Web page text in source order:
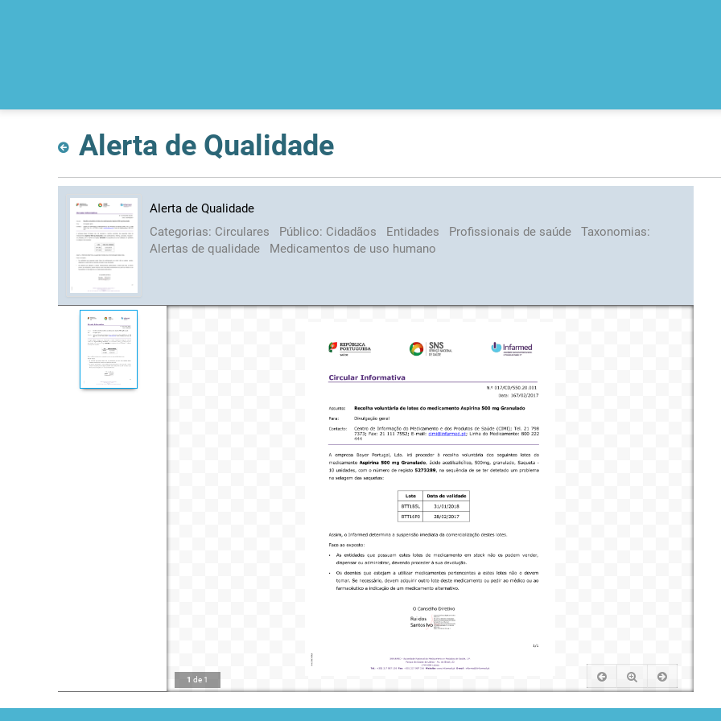
Alerta de Qualidade
Alerta de Qualidade
Categorias: Circulares Público: Cidadãos Entidades Profissionais de saúde
Taxonomias:
Alertas de qualidade
Medicamentos de uso humano
1 de 1